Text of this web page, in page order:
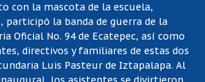
con la mascota de la escuela,
participó la banda de guerra de la
Oficial No. 94 de Ecatepec, así como
directivos y familiares de estas dos
Luis Pasteur de Iztapalapa. Al